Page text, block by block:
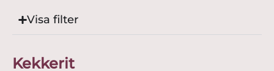
Visa filter
Kekkerit